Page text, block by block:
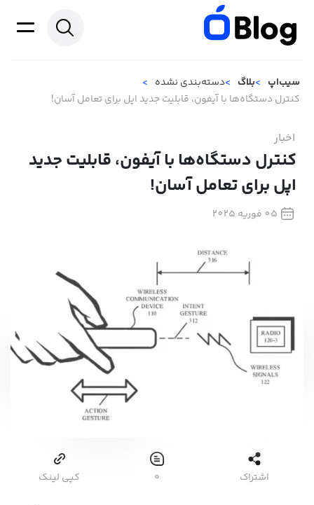
سیب‌اپ بلاگ
دسته‌بندی نشده
کنترل دستگاه‌ها با آیفون، قابلیت جدید اپل برای تعامل آسان!
اخبار
کنترل دستگاه‌ها با آیفون، قابلیت جدید
اپل برای تعامل آسان!
05 فوریه 2025
اشتراک ۰ کپی لینک